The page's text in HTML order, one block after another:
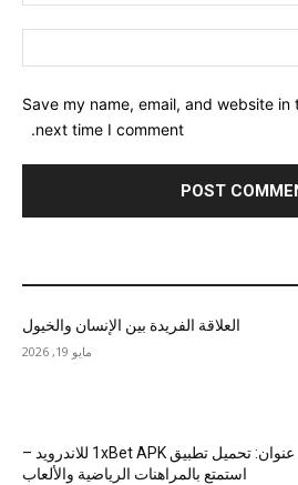
Save my name, email, and website
next time I comment.
العلاقة الفريدة بين الإنسان والخيول
مايو 19, 2026
عنوان: تحميل تطبيق 1xBet APK للاندرويد –
استمتع بالمراهنات الرياضية والألعاب